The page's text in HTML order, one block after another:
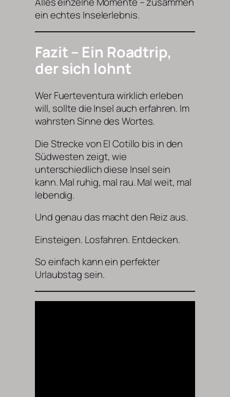
ein echtes Inselerlebnis.
Fazit – Ein Roadtrip,
der sich lohnt
Wer Fuerteventura wirklich erleben
will, sollte die Insel auch erfahren. Im
wahrsten Sinne des Wortes.
Die Strecke von El Cotillo bis in den
Südwesten zeigt, wie
unterschiedlich diese Insel sein
kann. Mal ruhig, mal rau. Mal weit, mal
lebendig.
Und genau das macht den Reiz aus.
Einsteigen. Losfahren. Entdecken.
So einfach kann ein perfekter
Urlaubstag sein.